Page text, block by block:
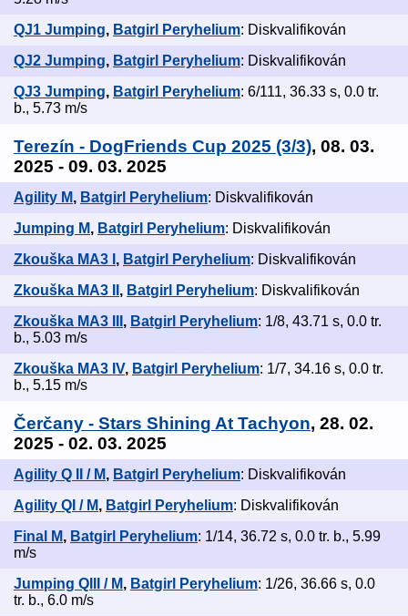
QJ1 Jumping, Batgirl Peryhelium: Diskvalifikován
QJ2 Jumping, Batgirl Peryhelium: Diskvalifikován
QJ3 Jumping, Batgirl Peryhelium: 6/111, 36.33 s, 0.0 tr.
b., 5.73 m/s
Terezín - DogFriends Cup 2025 (3/3), 08. 03.
2025 - 09. 03. 2025
Agility M, Batgirl Peryhelium: Diskvalifikován
Jumping M, Batgirl Peryhelium: Diskvalifikován
Zkouška MA3 I , Batgirl Peryhelium: Diskvalifikován
Zkouška MA3 II , Batgirl Peryhelium: Diskvalifikován
Zkouška MA3 III , Batgirl Peryhelium: 1/8, 43.71 s, 0.0 tr.
b., 5.03 m/s
Zkouška MA3 IV, Batgirl Peryhelium: 1/7, 34.16 s, 0.0 tr.
b., 5.15 m/s
Čerčany - Stars Shining At Tachyon, 28. 02.
2025 - 02. 03. 2025
Agility Q II / M, Batgirl Peryhelium: Diskvalifikován
Agility QI / M, Batgirl Peryhelium: Diskvalifikován
Final M, Batgirl Peryhelium: 1/14, 36.72 s, 0.0 tr. b., 5.99
m/s
Jumping QIII / M, Batgirl Peryhelium: 1/26, 36.66 s, 0.0
tr. b., 6.0 m/s